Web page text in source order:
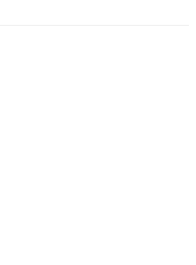
Тульской области на сайте